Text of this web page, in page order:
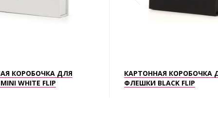
КОРОБОЧКА ДЛЯ
WHITE FLIP
КАРТОННАЯ КОРОБОЧКА
ФЛЕШКИ BLACK FLIP